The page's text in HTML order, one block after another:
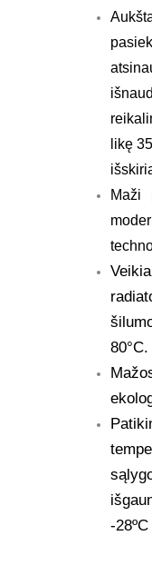
likę
Maži
80°C.
-